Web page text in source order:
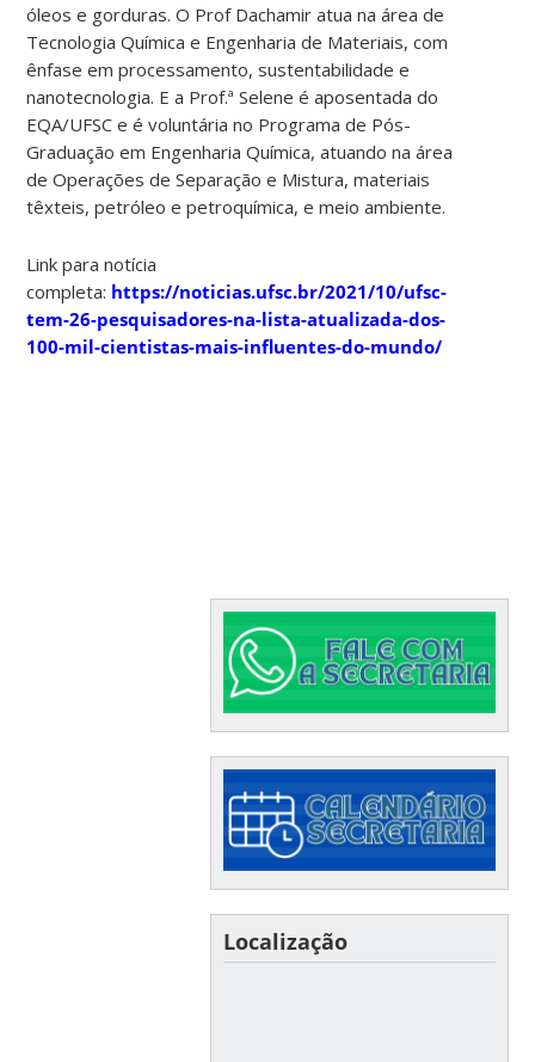
óleos e gorduras. O Prof Dachamir atua na área de
Tecnologia Química e Engenharia de Materiais, com
ênfase em processamento, sustentabilidade e
nanotecnologia. E a Prof.ª Selene é aposentada do
EQA/UFSC e é voluntária no Programa de Pós-
Graduação em Engenharia Química, atuando na área
de Operações de Separação e Mistura, materiais
têxteis, petróleo e petroquímica, e meio ambiente.
Link para notícia
completa: https://noticias.ufsc.br/2021/10/ufsc-
tem-26-pesquisadores-na-lista-atualizada-dos-
100-mil-cientistas-mais-influentes-do-mundo/
Localização